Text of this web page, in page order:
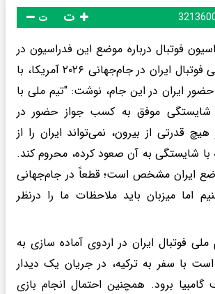
ت
فوتبال درباره موضع این فدراسیون در
قبال حضور تیم ملی فوتبال ایران در جام‌جهانی ۲۰۲۶ آمریکا، با
ایران در این جام، نوشت: "تیم ملی با
شایستگی موفق به کسب جواز حضور در
قدرتی از بیرون، نمی‌تواند ایران را از
شایستگی به آن صعود کرده، محروم کند.
ایران مشخص است؛ قطعاً در جام‌جهانی
اما میزبان باید ملاحظات ما را درنظر
فوتبال ایران در اردوی آماده سازی به
با سفر به ترکیه، در جریان یک دیدار
گامبیا برود. همچنین احتمال انجام بازی